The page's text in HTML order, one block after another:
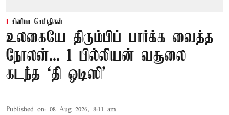
சினிமா செய்திகள்
உலகையே திரும்பிப் பார்க்க வைத்த
நோலன்... 1 பில்லியன் வசூலை
கடந்த ‘தி ஒடிஸி’
Published on: 08 Aug 2026, 8:11 am